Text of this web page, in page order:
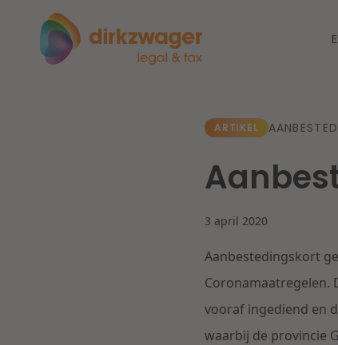
ARTIKEL
3 april 2020
Aanbestedingskort
Coronamaatregelen.
vooraf ingediend en
waarbij de provincie